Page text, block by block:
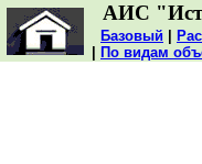
АИС
Базовый
По видам